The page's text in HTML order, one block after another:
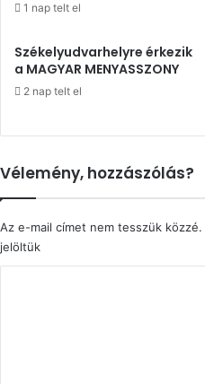
1 nap telt el
Székelyudvarhelyre érkezik
a MAGYAR MENYASSZONY
2 nap telt el
Vélemény, hozzászólás?
Az e-mail címet nem tesszük közzé.
jelöltük